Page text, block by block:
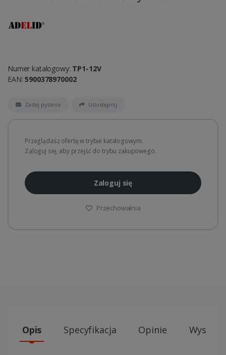
Numer katalogowy: TP1-12V
EAN:5900378970002
Zadaj pytanie Udostępnij
Przeglądasz ofertę w trybie katalogowym.
Zaloguj się, aby przejść do trybu zakupowego.
Zaloguj się
Przechowalnia
Opis Specyfikacja Opinie Wysyłki